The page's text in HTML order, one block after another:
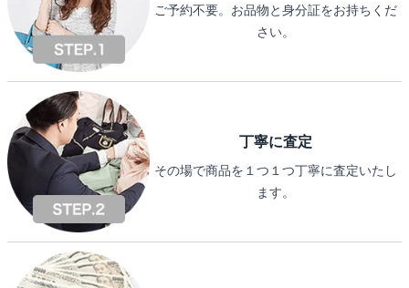
ご予約不要。お品物と身分証をお持ちくだ
さい。
丁寧に査定
その場で商品を１つ１つ丁寧に査定いたし
ます。